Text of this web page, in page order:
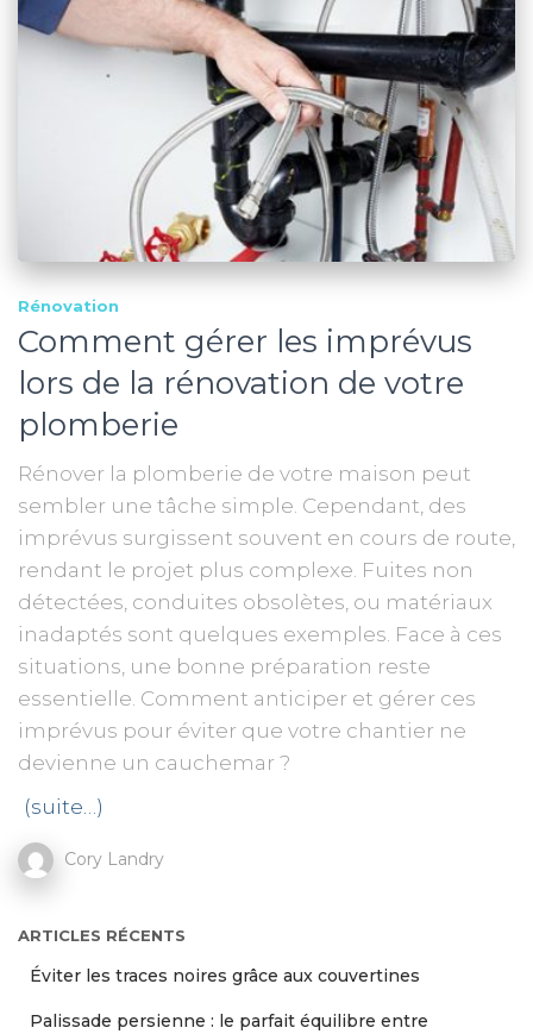
Rénovation
Comment gérer les imprévus
lors de la rénovation de votre
plomberie
Rénover la plomberie de votre maison peut
sembler une tâche simple. Cependant, des
imprévus surgissent souvent en cours de route,
rendant le projet plus complexe. Fuites non
détectées, conduites obsolètes, ou matériaux
inadaptés sont quelques exemples. Face à ces
situations, une bonne préparation reste
essentielle. Comment anticiper et gérer ces
imprévus pour éviter que votre chantier ne
devienne un cauchemar ?
(suite…)
Cory Landry
ARTICLES RÉCENTS
Éviter les traces noires grâce aux couvertines
Palissade persienne : le parfait équilibre entre